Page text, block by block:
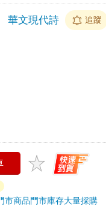
華文現代詩 追蹤
市商品門市庫存大量採購